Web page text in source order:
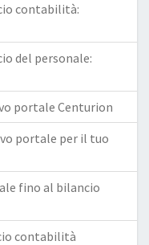
contabilità:
del personale:
portale Centurion
portale per il tuo
fino al bilancio
contabilità